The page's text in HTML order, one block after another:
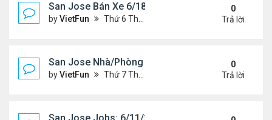
San Jose Bán Xe 6/18/21 - 6/25/21
byVietFun Thứ 6 Tháng 6 18, 2021 1:53 pm
0
Trả lời
San Jose Nhà/Phòng 6/11/21- 6/18/21
byVietFun Thứ 7 Tháng 6 12, 2021 10:29 am
0
Trả lời